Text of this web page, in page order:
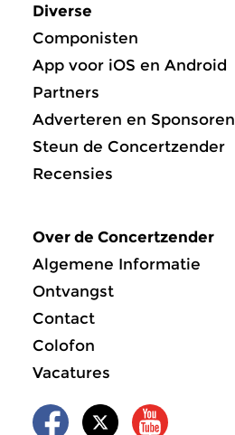
Diverse
Componisten
App voor iOS en Android
Partners
Adverteren en Sponsoren
Steun de Concertzender
Recensies
Over de Concertzender
Algemene Informatie
Ontvangst
Contact
Colofon
Vacatures